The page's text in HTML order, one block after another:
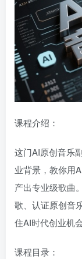
课程介绍：
这门AI原创音乐
业背景，教你用
产出专业级歌曲
歌、认证原创音
住AI时代创业机会
课程目录：